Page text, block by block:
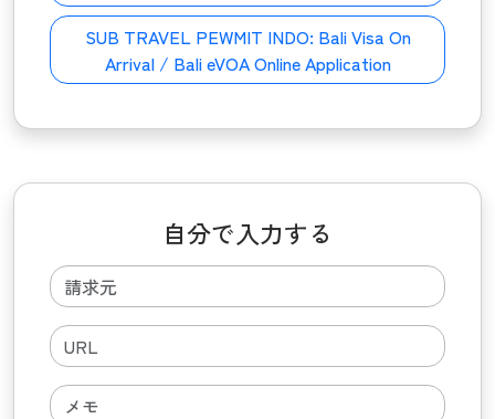
SUB TRAVEL PEWMIT INDO: Bali Visa On
Arrival / Bali eVOA Online Application
自分で入力する